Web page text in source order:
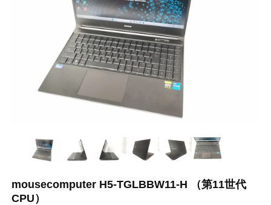
mousecomputer H5-TGLBBW11-H （第11世代
CPU）